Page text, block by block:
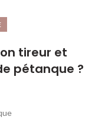
tireur et
pétanque ?